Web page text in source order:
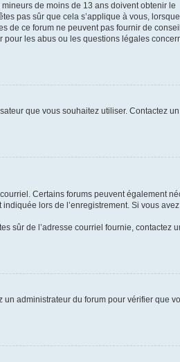
de moins de 13 ans doivent obtenir le
pas sûr que cela s’applique à vous,
de ce forum ne peuvent pas fournir de
les abus ou les questions légales
que vous souhaitez utiliser. Contactez un
Certains forums peuvent également
lors de l’enregistrement. Si vous
sûr de l’adresse courriel fournie, contactez
un administrateur du forum pour vérifier que